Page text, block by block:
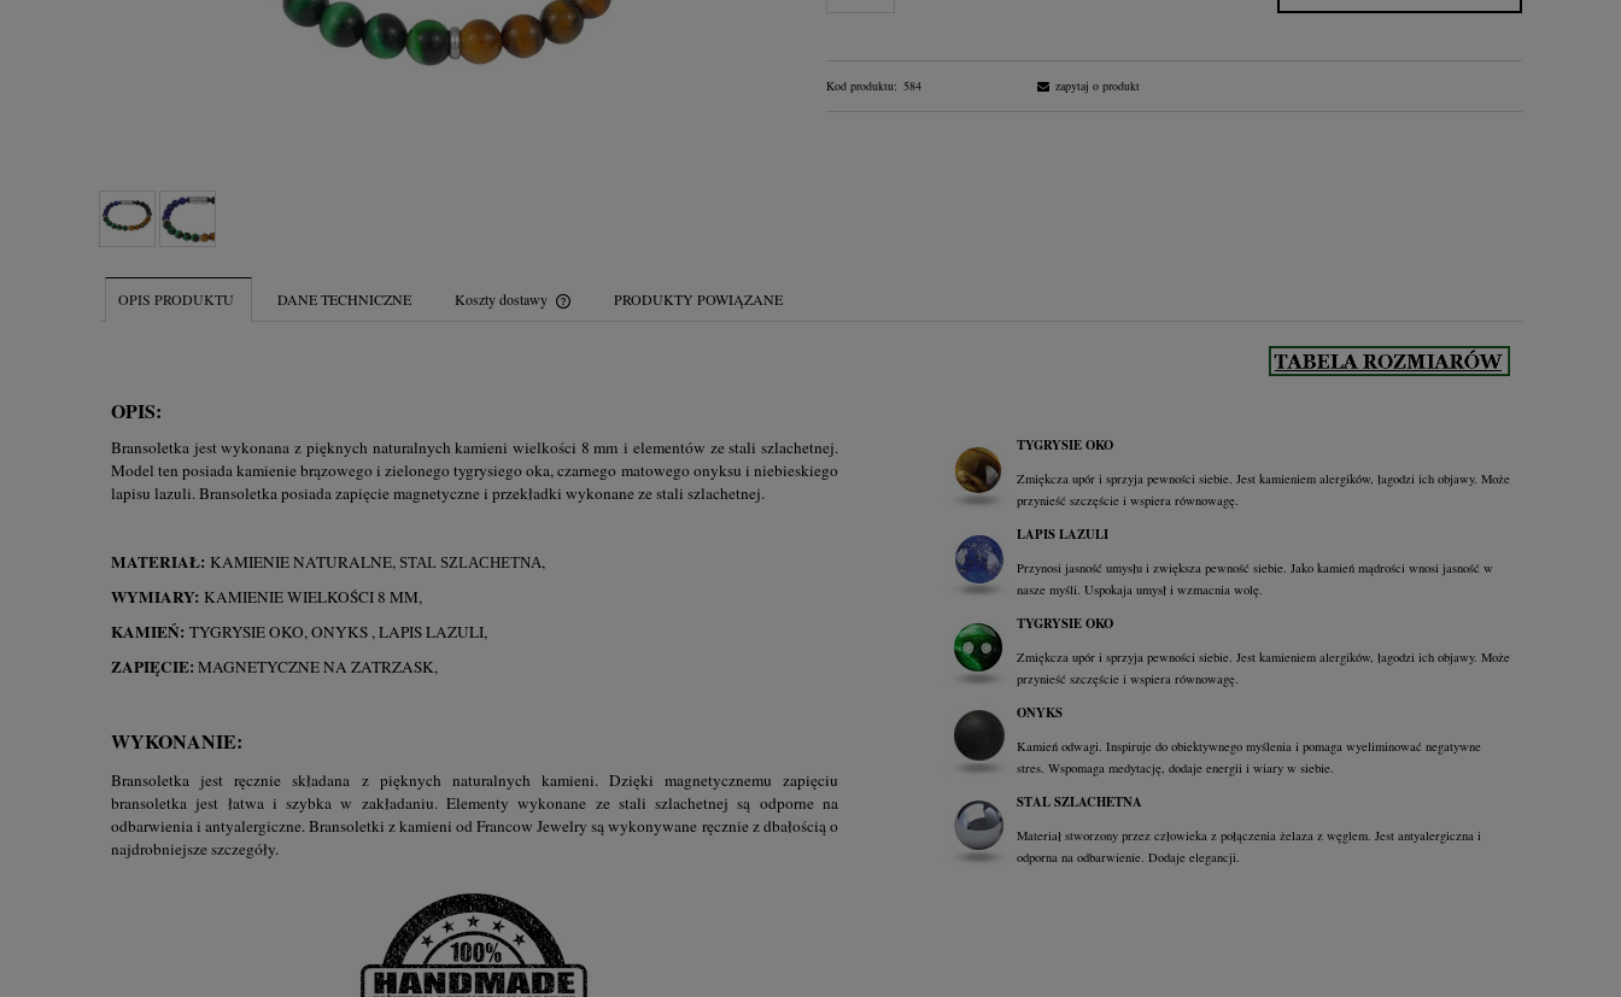
Kod produktu: 584 zapytaj o produkt
OPIS PRODUKTU DANE TECHNICZNE Koszty dostawy PRODUKTY POWIĄZANE
OPIS:
Bransoletka jest wykonana z pięknych naturalnych kamieni wielkości 8 mm i elementów ze stali szlachetnej.
Model ten posiada kamienie brązowego i zielonego tygrysiego oka, czarnego matowego onyksu i niebieskiego
lapisu lazuli. Bransoletka posiada zapięcie magnetyczne i przekładki wykonane ze stali szlachetnej.
MATERIAŁ: KAMIENIE NATURALNE, STAL SZLACHETNA,
WYMIARY: KAMIENIE WIELKOŚCI 8 MM,
KAMIEŃ: TYGRYSIE OKO, ONYKS , LAPIS LAZULI,
ZAPIĘCIE: MAGNETYCZNE NA ZATRZASK,
WYKONANIE:
Bransoletka jest ręcznie składana z pięknych naturalnych kamieni. Dzięki magnetycznemu zapięciu
bransoletka jest łatwa i szybka w zakładaniu. Elementy wykonane ze stali szlachetnej są odporne na
odbarwienia i antyalergiczne. Bransoletki z kamieni od Francow Jewelry są wykonywane ręcznie z dbałością o
najdrobniejsze szczegóły.
TYGRYSIE OKO
Zmiękcza upór i sprzyja pewności siebie. Jest kamieniem alergików, łagodzi ich objawy. Może
przynieść szczęście i wspiera równowagę.
LAPIS LAZULI
Przynosi jasność umysłu i zwiększa pewność siebie. Jako kamień mądrości wnosi jasność w
nasze myśli. Uspokaja umysł i wzmacnia wolę.
TYGRYSIE OKO
Zmiękcza upór i sprzyja pewności siebie. Jest kamieniem alergików, łagodzi ich objawy. Może
przynieść szczęście i wspiera równowagę.
ONYKS
Kamień odwagi. Inspiruje do obiektywnego myślenia i pomaga wyeliminować negatywne
stres. Wspomaga medytację, dodaje energii i wiary w siebie.
STAL SZLACHETNA
Materiał stworzony przez człowieka z połączenia żelaza z węglem. Jest antyalergiczna i
odporna na odbarwienie. Dodaje elegancji.